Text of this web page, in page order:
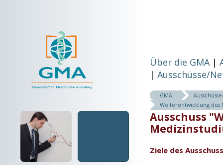
Über die GMA
Ausschüsse/
GMA
Weiterentwicklung des
Ausschuss
Ziele des